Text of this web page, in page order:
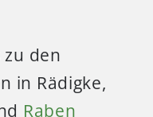
den
in Rädigke,
Raben